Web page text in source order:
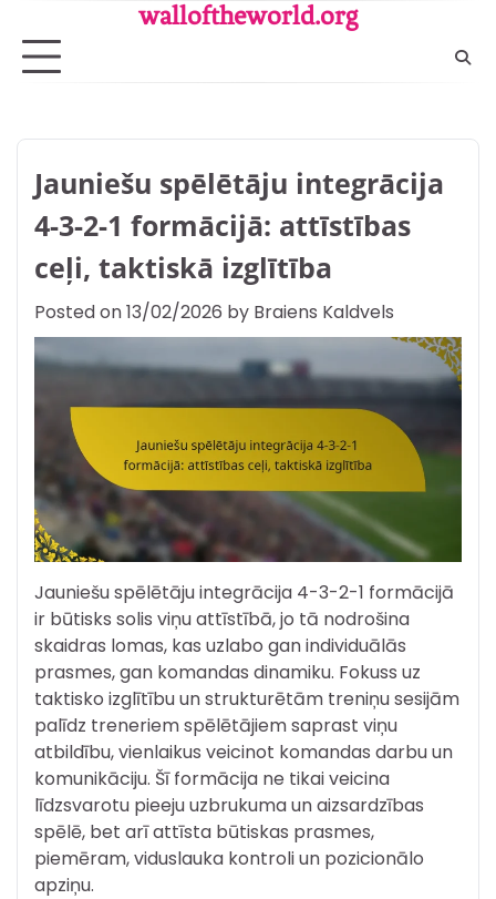
content
walloftheworld.org
Jauniešu spēlētāju integrācija
4-3-2-1 formācijā: attīstības
ceļi, taktiskā izglītība
Posted on13/02/2026 by Braiens Kaldvels
Jauniešu spēlētāju integrācija 4-3-2-1 formācijā
ir būtisks solis viņu attīstībā, jo tā nodrošina
skaidras lomas, kas uzlabo gan individuālās
prasmes, gan komandas dinamiku. Fokuss uz
taktisko izglītību un strukturētām treniņu sesijām
palīdz treneriem spēlētājiem saprast viņu
atbildību, vienlaikus veicinot komandas darbu un
komunikāciju. Šī formācija ne tikai veicina
līdzsvarotu pieeju uzbrukuma un aizsardzības
spēlē, bet arī attīsta būtiskas prasmes,
piemēram, viduslauka kontroli un pozicionālo
apziņu.